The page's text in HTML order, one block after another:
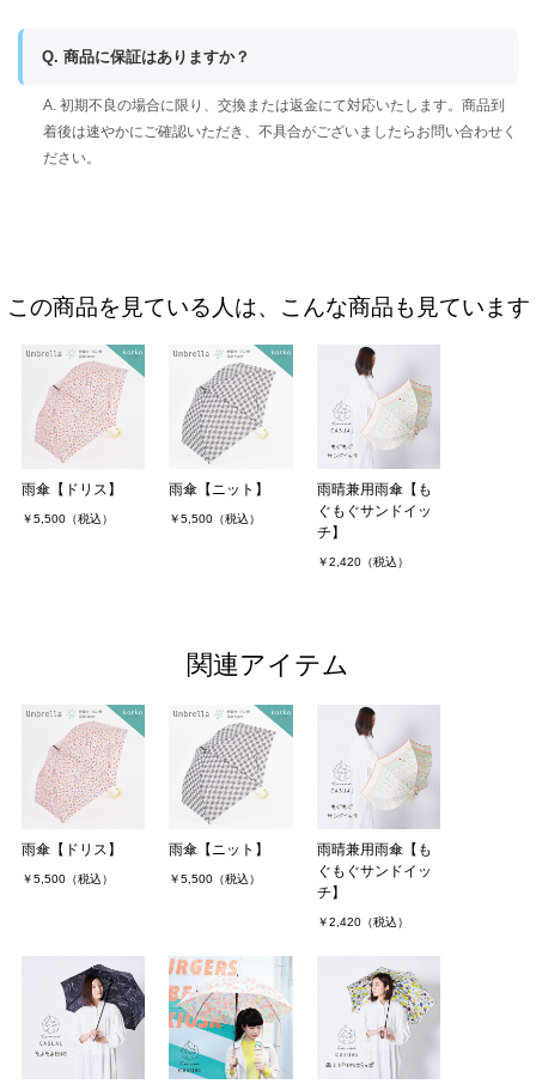
Q. 商品に保証はありますか？
A. 初期不良の場合に限り、交換または返金にて対応いたします。商品到
着後は速やかにご確認いただき、不具合がございましたらお問い合わせく
ださい。
この商品を見ている人は、こんな商品も見ています
雨傘【ドリス】
￥5,500（税込）
雨傘【ニット】
￥5,500（税込）
雨晴兼用雨傘【も
ぐもぐサンドイッ
チ】
￥2,420（税込）
関連アイテム
雨傘【ドリス】
￥5,500（税込）
雨傘【ニット】
￥5,500（税込）
雨晴兼用雨傘【も
ぐもぐサンドイッ
チ】
￥2,420（税込）